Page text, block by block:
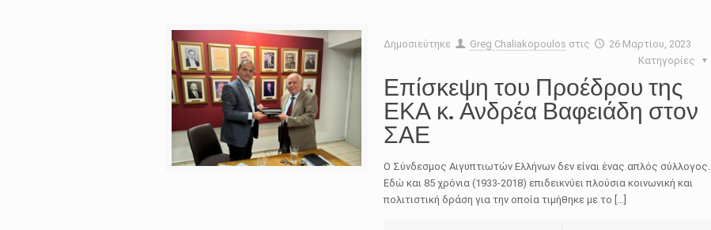
Δημοσιεύτηκε Greg Chaliakopoulos στις
26 Μαρτίου, 2023
Κατηγορίες
Επίσκεψη του Προέδρου της
ΕΚΑ κ. Ανδρέα Βαφειάδη στον
ΣΑΕ
Ο Σύνδεσμος Αιγυπτιωτών Ελλήνων δεν είναι ένας απλός σύλλογος.
Εδώ και 85 χρόνια (1933-2018) επιδεικνύει πλούσια κοινωνική και
πολιτιστική δράση για την οποία τιμήθηκε με το […]